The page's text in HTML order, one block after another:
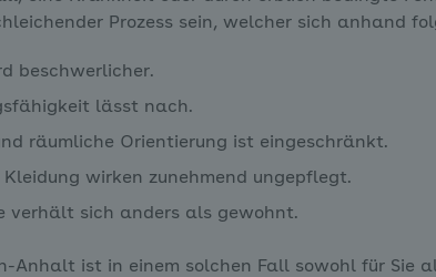
Prozess sein, welcher sich anhand
beschwerlicher.
lässt nach.
räumliche Orientierung ist eingeschränkt.
Kleidung wirken zunehmend ungepflegt.
verhält sich anders als gewohnt.
Anhalt ist in einem solchen Fall sowohl für Sie